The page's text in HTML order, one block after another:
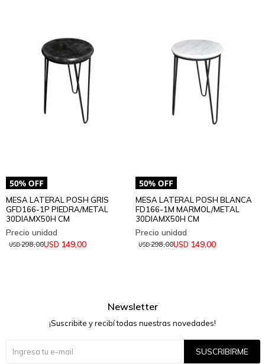
MESA LATERAL POSH GRIS
GFD166-1P PIEDRA/METAL
30DIAMX50H CM
USD 149,00
USD298,00
MESA LATERAL POSH BLANCA
FD166-1M MARMOL/METAL
30DIAMX50H CM
USD 149,00
USD298,00
Newsletter
¡Suscribite y recibí todas nuestras novedades!
SUSCRIBIRME